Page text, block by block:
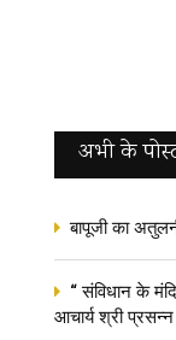
अभी के
बापूजी का
“ संविधान के
आचार्य श्री